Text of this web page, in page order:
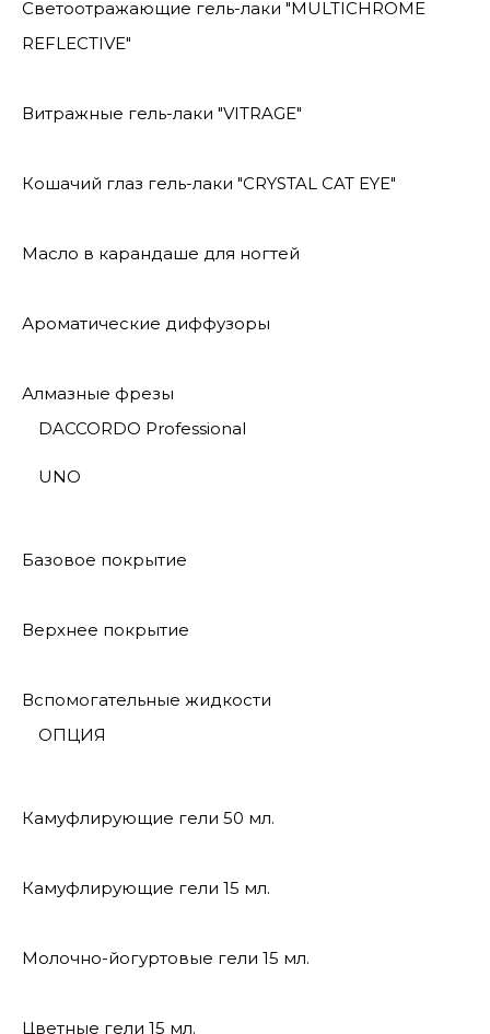
Светоотражающие гель-лаки "MULTICHROME
REFLECTIVE"
Витражные гель-лаки "VITRAGE"
Кошачий глаз гель-лаки "CRYSTAL CAT EYE"
Масло в карандаше для ногтей
Ароматические диффузоры
Алмазные фрезы
DACCORDO Professional
UNO
Базовое покрытие
Верхнее покрытие
Вспомогательные жидкости
ОПЦИЯ
Камуфлирующие гели 50 мл.
Камуфлирующие гели 15 мл.
Молочно-йогуртовые гели 15 мл.
Цветные гели 15 мл.